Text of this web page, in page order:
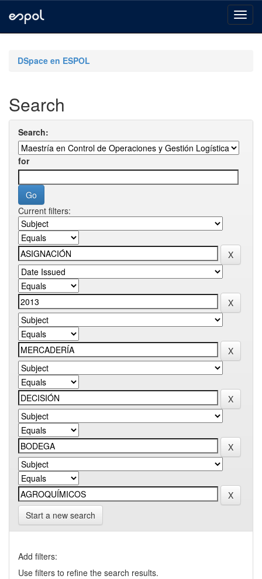
navigationDSpace en ESPOL
Search
Search:
for
Current filters:
Start a new search
Add filters:
Use filters to refine the search results.